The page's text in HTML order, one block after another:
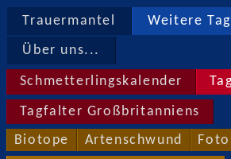
Trauermantel Weitere
Über uns...
Schmetterlingskalender
Tagfalter Großbritanniens
Biotope Artenschwund